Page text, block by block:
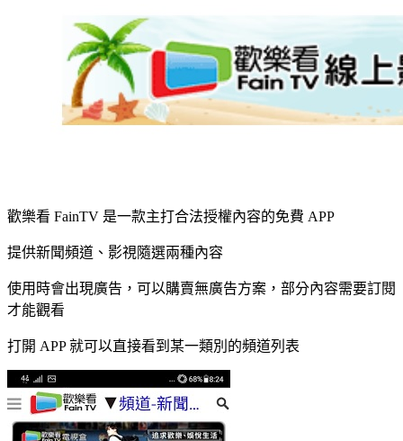
歡樂看 FainTV 是一款主打合法授權內容的免費 APP
提供新聞頻道、影視隨選兩種內容
使用時會出現廣告，可以購賣無廣告方案，部分內容需要訂閱
才能觀看
打開 APP 就可以直接看到某一類別的頻道列表